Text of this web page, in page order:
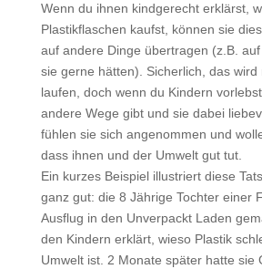
Wenn du ihnen kindgerecht erklärst,
Plastikflaschen kaufst, können sie
auf andere Dinge übertragen (z.B.
sie gerne hätten). Sicherlich, das wird
laufen, doch wenn du Kindern
andere Wege gibt und sie dabei
fühlen sie sich angenommen und
dass ihnen und der Umwelt gut tut.
Ein kurzes Beispiel illustriert diese
ganz gut: die 8 Jährige Tochter einer
Ausflug in den Unverpackt Laden
den Kindern erklärt, wieso Plastik
Umwelt ist. 2 Monate später hatte sie